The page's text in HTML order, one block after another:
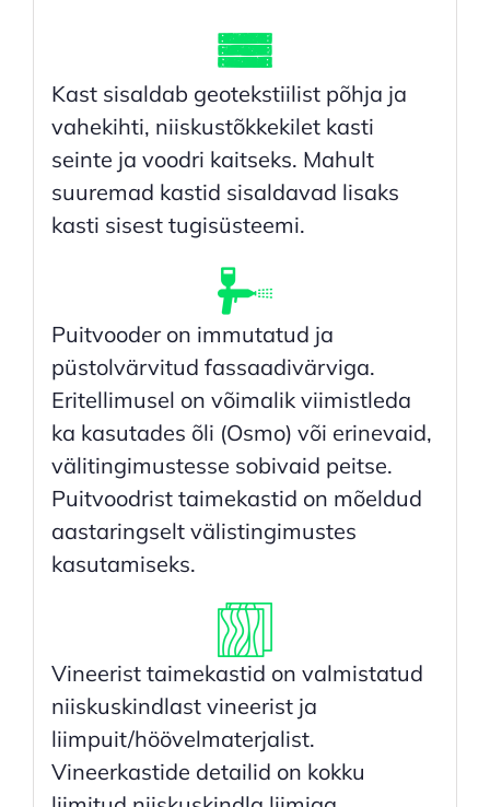
Kast sisaldab geotekstiilist põhja ja
vahekihti, niiskustõkkekilet kasti
seinte ja voodri kaitseks. Mahult
suuremad kastid sisaldavad lisaks
kasti sisest tugisüsteemi.
Puitvooder on immutatud ja
püstolvärvitud fassaadivärviga.
Eritellimusel on võimalik viimistleda
ka kasutades õli (Osmo) või erinevaid,
välitingimustesse sobivaid peitse.
Puitvoodrist taimekastid on mõeldud
aastaringselt välistingimustes
kasutamiseks.
Vineerist taimekastid on valmistatud
niiskuskindlast vineerist ja
liimpuit/höövelmaterjalist.
Vineerkastide detailid on kokku